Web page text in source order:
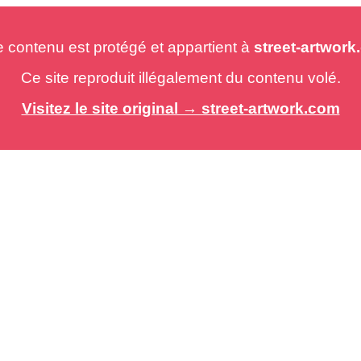
est protégé et appartient à street-
Ce site reproduit illégalement du contenu volé.
Visitez le site original → street-artwork.com